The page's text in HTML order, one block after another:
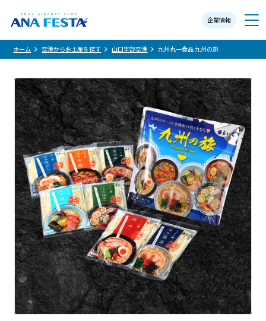
企業情報
メニュー
ホーム 空港からお土産を探す 山口宇部空港 九州丸一食品 九州の旅